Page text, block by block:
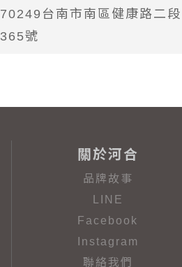
70249台南市南區健康路二段
365號
關於河合
品牌故事
LINE
Facebook
Instagram
聯絡我們